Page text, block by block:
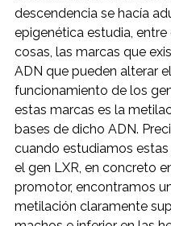
descendencia se hacía
epigenética estudia, entre
cosas, las marcas que
ADN que pueden alterar el
funcionamiento de los
estas marcas es la
bases de dicho ADN.
cuando estudiamos estas
el gen LXR, en concreto
promotor, encontramos
metilación claramente